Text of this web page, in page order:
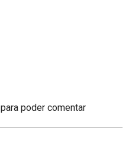
para poder comentar